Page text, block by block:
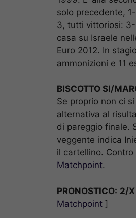
solo precedente,
3, tutti vittoriosi: 3-
casa su Israele
Euro 2012. In
ammonizioni e 11
BISCOTTO SI/
Se proprio non ci
alternativa al
di pareggio finale.
veggente indica
il cartellino.
Matchpoint.
PRONOSTICO: 2/X
Matchpoint ]